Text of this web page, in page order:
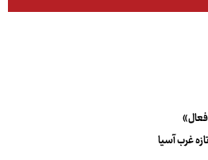
غرب آسیا